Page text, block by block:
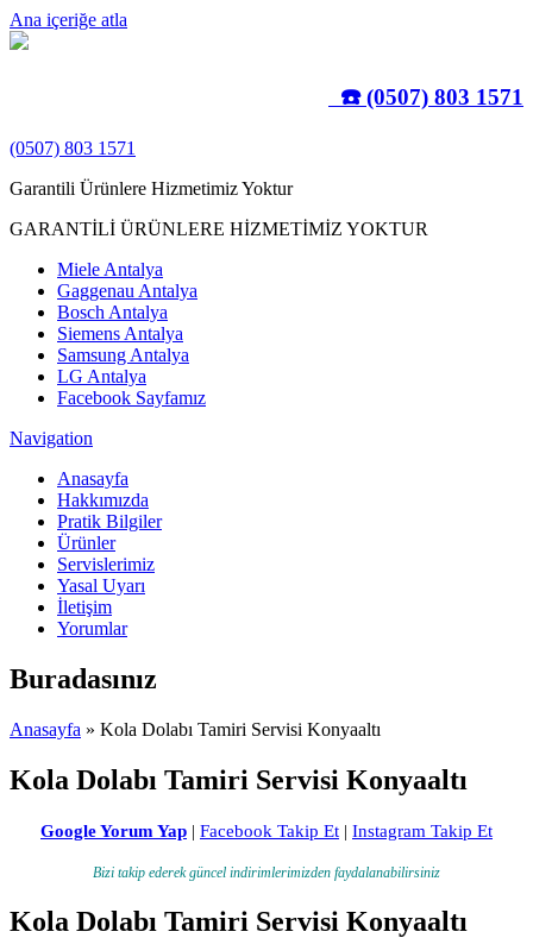
Ana içeriğe atla
☎️ (0507) 803 1571
(0507) 803 1571
Garantili Ürünlere Hizmetimiz Yoktur
GARANTİLİ ÜRÜNLERE HİZMETİMİZ YOKTUR
Miele Antalya
Gaggenau Antalya
Bosch Antalya
Siemens Antalya
Samsung Antalya
LG Antalya
Facebook Sayfamız
Navigation
Anasayfa
Hakkımızda
Pratik Bilgiler
Ürünler
Servislerimiz
Yasal Uyarı
İletişim
Yorumlar
Buradasınız
Anasayfa » Kola Dolabı Tamiri Servisi Konyaaltı
Kola Dolabı Tamiri Servisi Konyaaltı
Google Yorum Yap | Facebook Takip Et | Instagram Takip Et
Bizi takip ederek güncel indirimlerimizden faydalanabilirsiniz
Kola Dolabı Tamiri Servisi Konyaaltı